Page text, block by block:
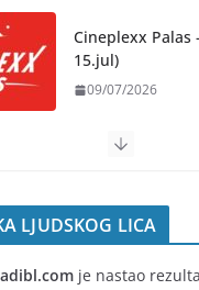
Tradicija i
Kočićevim danima
07/08/2026
Cineplexx Palas
15.jul)
09/07/2026
LJUDSKOG LICA
je nastao